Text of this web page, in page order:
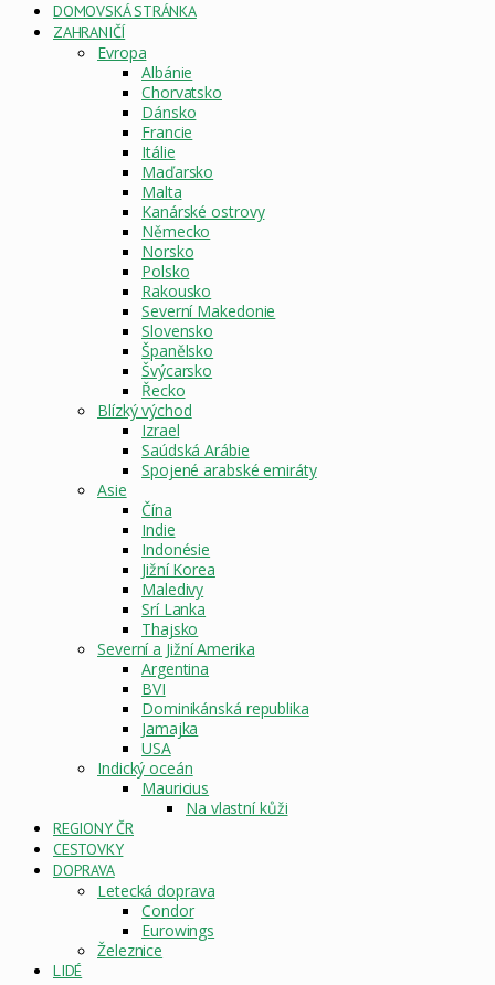
DOMOVSKÁ STRÁNKA
ZAHRANIČÍ
Evropa
Albánie
Chorvatsko
Dánsko
Francie
Itálie
Maďarsko
Malta
Kanárské ostrovy
Německo
Norsko
Polsko
Rakousko
Severní Makedonie
Slovensko
Španělsko
Švýcarsko
Řecko
Blízký východ
Izrael
Saúdská Arábie
Spojené arabské emiráty
Asie
Čína
Indie
Indonésie
Jižní Korea
Maledivy
Srí Lanka
Thajsko
Severní a Jižní Amerika
Argentina
BVI
Dominikánská republika
Jamajka
USA
Indický oceán
Mauricius
Na vlastní kůži
REGIONY ČR
CESTOVKY
DOPRAVA
Letecká doprava
Condor
Eurowings
Železnice
LIDÉ